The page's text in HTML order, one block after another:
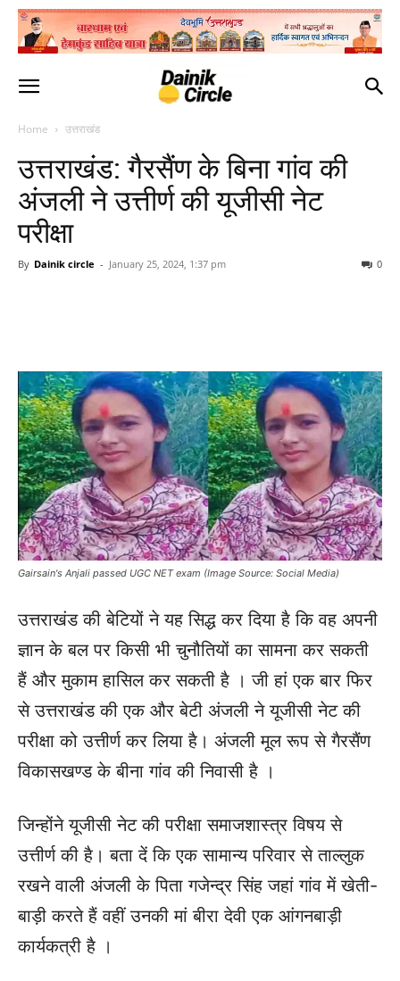
Home उत्तराखंड
उत्तराखंड: गैरसैंण के बिना गांव की
अंजली ने उत्तीर्ण की यूजीसी नेट
परीक्षा
By Dainik circle - January 25, 2024, 1:37 pm 0
Gairsain's Anjali passed UGC NET exam (Image Source: Social Media)
उत्तराखंड की बेटियों ने यह सिद्ध कर दिया है कि वह अपनी
ज्ञान के बल पर किसी भी चुनौतियों का सामना कर सकती
हैं और मुकाम हासिल कर सकती है । जी हां एक बार फिर
से उत्तराखंड की एक और बेटी अंजली ने यूजीसी नेट की
परीक्षा को उत्तीर्ण कर लिया है। अंजली मूल रूप से गैरसैंण
विकासखण्ड के बीना गांव की निवासी है ।
जिन्होंने यूजीसी नेट की परीक्षा समाजशास्त्र विषय से
उत्तीर्ण की है।बता दें कि एक सामान्य परिवार से ताल्लुक
रखने वाली अंजली के पिता गजेन्द्र सिंह जहां गांव में खेती-
बाड़ी करते हैं वहीं उनकी मां बीरा देवी एक आंगनबाड़ी
कार्यकत्री है ।